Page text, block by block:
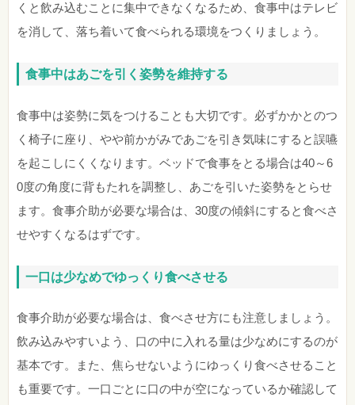
くと飲み込むことに集中できなくなるため、食事中はテレビ
を消して、落ち着いて食べられる環境をつくりましょう。
食事中はあごを引く姿勢を維持する
食事中は姿勢に気をつけることも大切です。必ずかかとのつ
く椅子に座り、やや前かがみであごを引き気味にすると誤嚥
を起こしにくくなります。ベッドで食事をとる場合は40～6
0度の角度に背もたれを調整し、あごを引いた姿勢をとらせ
ます。食事介助が必要な場合は、30度の傾斜にすると食べさ
せやすくなるはずです。
一口は少なめでゆっくり食べさせる
食事介助が必要な場合は、食べさせ方にも注意しましょう。
飲み込みやすいよう、口の中に入れる量は少なめにするのが
基本です。また、焦らせないようにゆっくり食べさせること
も重要です。一口ごとに口の中が空になっているか確認して